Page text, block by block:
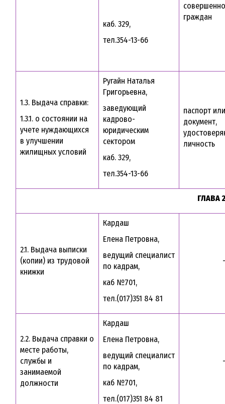
каб. 329,
тел.354-13-66
граждан
1.3. Выдача справки:
1.3.1. о состоянии на
учете нуждающихся
в улучшении
жилищных условий
Ругайн Наталья
Григорьевна,
заведующий
кадрово-
юридическим
сектором
каб. 329,
тел.354-13-66
паспорт
документ,
личность
ГЛАВА
2.1. Выдача выписки
(копии) из трудовой
книжки
Кардаш
Елена Петровна,
ведущий специалист
по кадрам,
каб №701,
тел.(017)351 84 81
2.2. Выдача справки о
месте работы,
службы и
занимаемой
должности
Кардаш
Елена Петровна,
ведущий специалист
по кадрам,
каб №701,
тел.(017)351 84 81